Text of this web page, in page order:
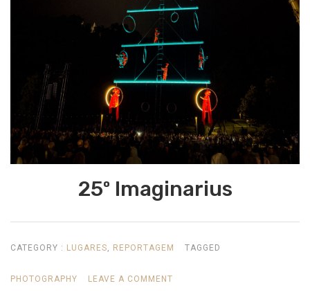
25º Imaginarius
CATEGORY : LUGARES, REPORTAGEM TAGGED
PHOTOGRAPHY LEAVE A COMMENT